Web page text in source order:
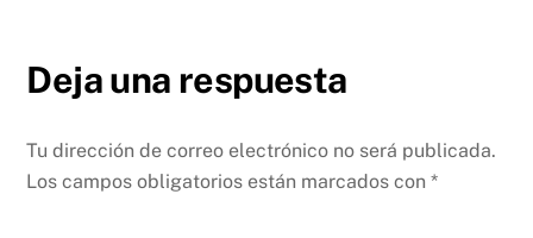
Deja una respuesta
Tu dirección de correo electrónico no será publicada.
Los campos obligatorios están marcados con*